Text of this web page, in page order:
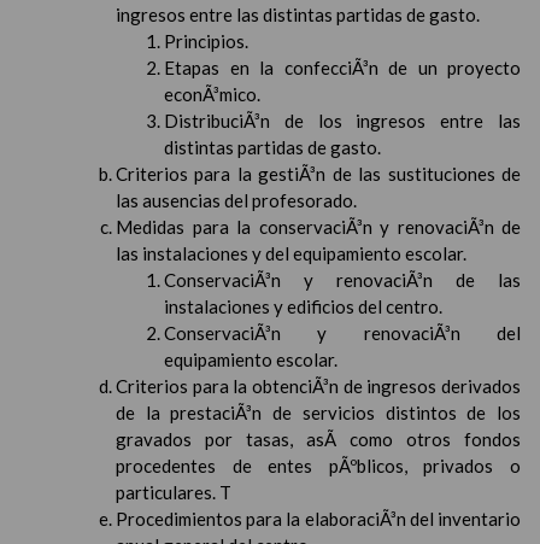
ingresos entre las distintas partidas de gasto.
Principios.
Etapas en la confecciÃ³n de un proyecto
econÃ³mico.
DistribuciÃ³n de los ingresos entre las
distintas partidas de gasto.
Criterios para la gestiÃ³n de las sustituciones de
las ausencias del profesorado.
Medidas para la conservaciÃ³n y renovaciÃ³n de
las instalaciones y del equipamiento escolar.
ConservaciÃ³n y renovaciÃ³n de las
instalaciones y edificios del centro.
ConservaciÃ³n y renovaciÃ³n del
equipamiento escolar.
Criterios para la obtenciÃ³n de ingresos derivados
de la prestaciÃ³n de servicios distintos de los
gravados por tasas, asÃ­ como otros fondos
procedentes de entes pÃºblicos, privados o
particulares. T
Procedimientos para la elaboraciÃ³n del inventario